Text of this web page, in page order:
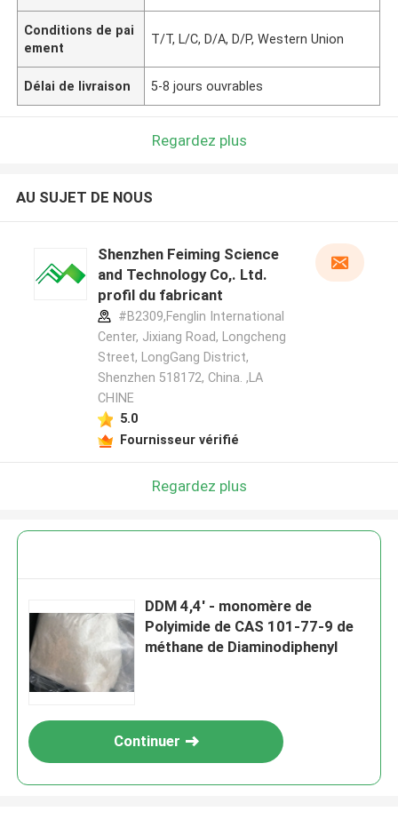
Conditions de pai
ement
T/T, L/C, D/A, D/P, Western Union
Délai de livraison 5-8 jours ouvrables
Regardez plus
AU SUJET DE NOUS
Shenzhen Feiming Science
and Technology Co,. Ltd.
profil du fabricant
#B2309,Fenglin International
Center, Jixiang Road, Longcheng
Street, LongGang District,
Shenzhen 518172, China. ,LA
CHINE
5.0
Fournisseur vérifié
Regardez plus
DDM 4,4' - monomère de
Polyimide de CAS 101-77-9 de
méthane de Diaminodiphenyl
Continuer